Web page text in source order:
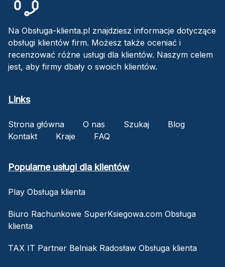
Na Obsługa-klienta.pl znajdziesz informacje dotyczące
obsługi klientów firm. Możesz także oceniać i
recenzować różne usługi dla klientów. Naszym celem
jest, aby firmy dbały o swoich klientów.
Links
Strona główna O nas Szukaj
Blog
Kontakt
Kraje FAQ
Popularne usługi dla klientów
Play Obsługa klienta
Biuro Rachunkowe SuperKsiegowa.com Obsługa
klienta
TAX IT Partner Belniak Radosław Obsługa klienta